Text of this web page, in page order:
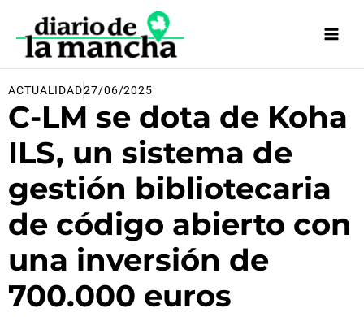
contenido
ACTUALIDAD27/06/2025
C-LM se dota de Koha
ILS, un sistema de
gestión bibliotecaria
de código abierto con
una inversión de
700.000 euros